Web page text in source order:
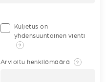
Kuljetus on
yhdensuuntainen vienti
?
Arvioitu henkilömäärä ?